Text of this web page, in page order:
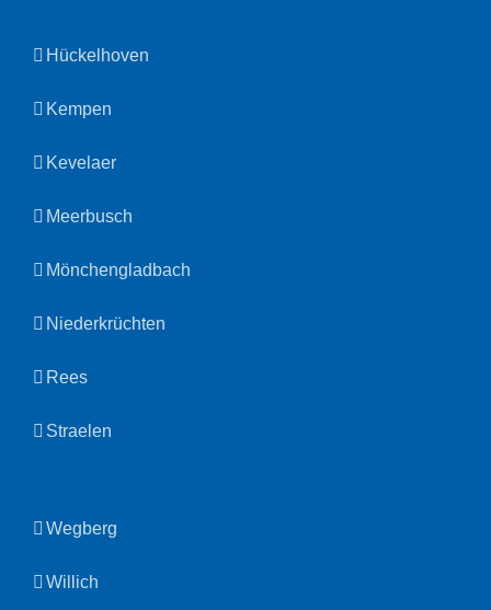
Hückelhoven
Kempen
Kevelaer
Meerbusch
Mönchengladbach
Niederkrüchten
Rees
Straelen
Wegberg
Willich